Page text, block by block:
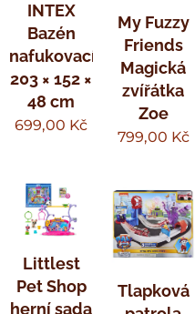
INTEX
Bazén
nafukovací
203 × 152 ×
48 cm
699,00 Kč
My Fuzzy
Friends
Magická
zvířátka
Zoe
799,00 Kč
Littlest
Pet Shop
herní sada
Tlapková